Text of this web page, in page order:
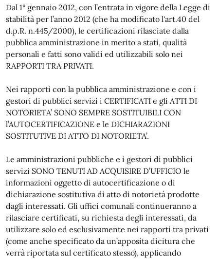
Dal 1° gennaio 2012, con l’entrata in vigore della Legge di
stabilità per l’anno 2012 (che ha modificato l'art.40 del
d.p.R. n.445/2000), le certificazioni rilasciate dalla
pubblica amministrazione in merito a stati, qualità
personali e fatti sono validi ed utilizzabili solo nei
RAPPORTI TRA PRIVATI.
Nei rapporti con la pubblica amministrazione e con i
gestori di pubblici servizi i CERTIFICATI e gli ATTI DI
NOTORIETA’ SONO SEMPRE SOSTITUIBILI CON
l’AUTOCERTIFICAZIONE e le DICHIARAZIONI
SOSTITUTIVE DI ATTO DI NOTORIETA’.
Le amministrazioni pubbliche e i gestori di pubblici
servizi SONO TENUTI AD ACQUISIRE D’UFFICIO le
informazioni oggetto di autocertificazione o di
dichiarazione sostitutiva di atto di notorietà prodotte
dagli interessati. Gli uffici comunali continueranno a
rilasciare certificati, su richiesta degli interessati, da
utilizzare solo ed esclusivamente nei rapporti tra privati
(come anche specificato da un’apposita dicitura che
verrà riportata sul certificato stesso), applicando